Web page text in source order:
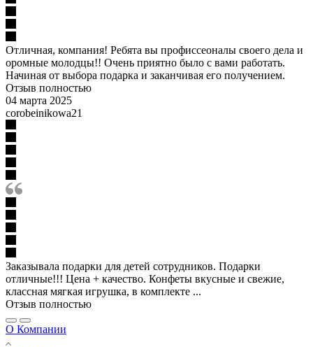
Отличная, компания! Ребята вы профиссеоналы своего дела и
оромные молодцы!! Очень приятно было с вами работать.
Начиная от выбора подарка и заканчивая его получением.
Отзыв полностью
04 марта 2025
corobeinikowa21
Заказывала подарки для детей сотрудников. Подарки
отличные!!! Цена + качество. Конфеты вкусные и свежие,
классная мягкая игрушка, в комплекте ...
Отзыв полностью
О Компании